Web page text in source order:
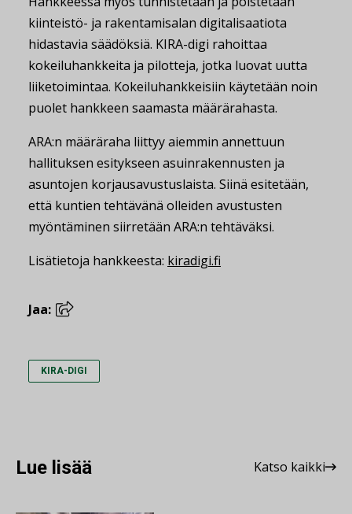
kiinteistö- ja rakentamisalan digitalisaatiota
hidastavia säädöksiä. KIRA-digi rahoittaa
kokeiluhankkeita ja pilotteja, jotka luovat uutta
liiketoimintaa. Kokeiluhankkeisiin käytetään noin
puolet hankkeen saamasta määrärahasta.
ARA:n määräraha liittyy aiemmin annettuun
hallituksen esitykseen asuinrakennusten ja
asuntojen korjausavustuslaista. Siinä esitetään,
että kuntien tehtävänä olleiden avustusten
myöntäminen siirretään ARA:n tehtäväksi.
Lisätietoja hankkeesta: kiradigi.fi
Jaa:
KIRA-DIGI
Lue lisää Katso kaikki